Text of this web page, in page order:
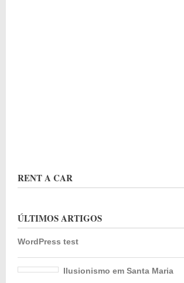
RENT A CAR
ÚLTIMOS ARTIGOS
WordPress test
Ilusionismo em Santa Maria